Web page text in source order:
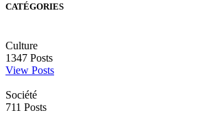
CATÉGORIES
Culture
1347 Posts
View Posts
Société
711 Posts